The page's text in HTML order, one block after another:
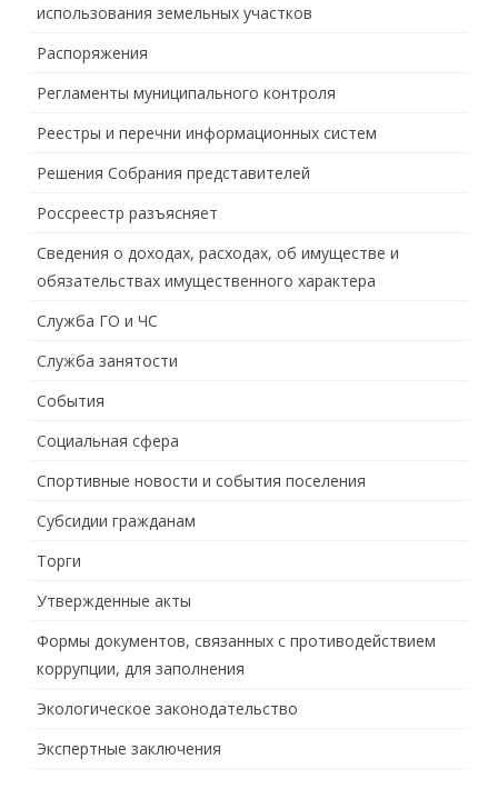
использования земельных участков
Распоряжения
Регламенты муниципального контроля
Реестры и перечни информационных систем
Решения Собрания представителей
Россреестр разъясняет
Сведения о доходах, расходах, об имуществе и
обязательствах имущественного характера
Служба ГО и ЧС
Служба занятости
События
Социальная сфера
Спортивные новости и события поселения
Субсидии гражданам
Торги
Утвержденные акты
Формы документов, связанных с противодействием
коррупции, для заполнения
Экологическое законодательство
Экспертные заключения